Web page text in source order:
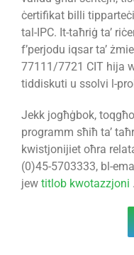
ċertifikat billi
tal-IPC. It-taħriġ ta’
f’perjodu iqsar ta’
77111/7721 CIT hija
tiddiskuti u ssolvi l-
Jekk jogħġbok,
programm sħiħ ta’
kwistjonijiet oħra
(0)45-5703333, bl-
jew titlob kwotazzjoni .